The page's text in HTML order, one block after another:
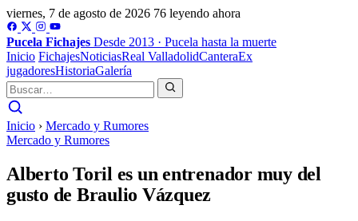
viernes, 7 de agosto de 2026 76 leyendo ahora
Pucela Fichajes Desde 2013 · Pucela hasta la muerte
Inicio FichajesNoticiasReal ValladolidCanteraEx
jugadoresHistoriaGalería
Inicio › Mercado y Rumores
Mercado y Rumores
Alberto Toril es un entrenador muy del
gusto de Braulio Vázquez